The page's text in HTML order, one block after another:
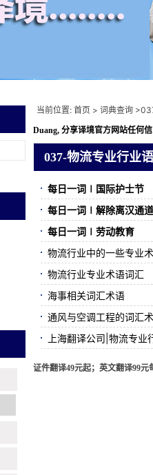
当前位置: 首页 > 词典查询 >
Duang, 分享译境官方网站任何
037-物流专业行业
每日一词∣国际护士节
每日一词∣解除离汉通
每日一词∣劳动教育
物流行业中的一些专业
物流行业专业术语词汇
海事相关词汇术语
通风与空调工程的词汇
上海翻译公司|物流专
证件翻译49元起；英文翻译99元